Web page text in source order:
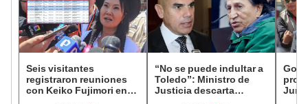
Seis visitantes
registraron reuniones
con Keiko Fujimori en
“No se puede indultar a
Toledo”: Ministro de
Justicia descarta